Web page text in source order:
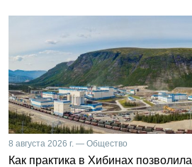
8 августа 2026 г. — Общество
Как практика в Хибинах позволила